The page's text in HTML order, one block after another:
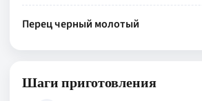
Перец черный молотый
Шаги приготовления